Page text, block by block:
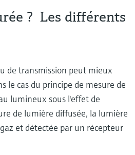
? Les différents
de transmission peut mieux
le cas du principe de mesure de
lumineux sous l'effet de
de lumière diffusée, la lumière
et détectée par un récepteur